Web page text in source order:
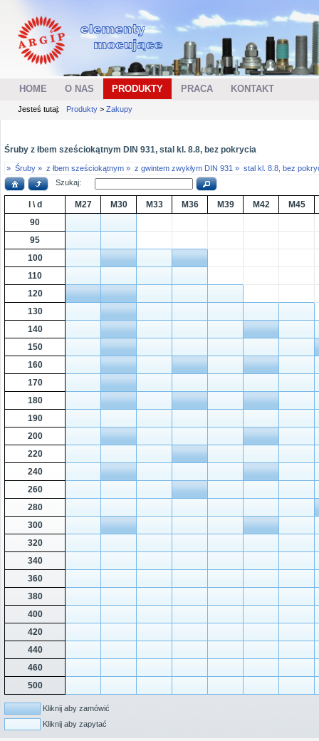
HOME O NAS PRODUKTY PRACA KONTAKT
Jesteś tutaj: Produkty > Zakupy
Śruby z łbem sześciokątnym DIN 931, stal kl. 8.8, bez pokrycia
» Śruby » z łbem sześciokątnym » z gwintem zwykłym DIN 931 » stal kl. 8.8, bez
Szukaj:
l \ d M27 M30 M33 M36 M39 M42
M45
90
95
100
110
120
130
140
150
160
170
180
190
200
220
240
260
280
300
320
340
360
380
400
420
440
460
500
Kliknij aby zamówić
Kliknij aby zapytać